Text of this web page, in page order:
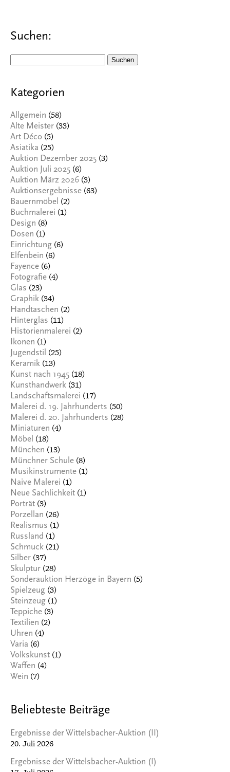
Suchen:
Kategorien
Allgemein (58)
Alte Meister (33)
Art Déco (5)
Asiatika (25)
Auktion Dezember 2025 (3)
Auktion Juli 2025 (6)
Auktion März 2026 (3)
Auktionsergebnisse (63)
Bauernmöbel (2)
Buchmalerei (1)
Design (8)
Dosen (1)
Einrichtung (6)
Elfenbein (6)
Fayence (6)
Fotografie (4)
Glas (23)
Graphik (34)
Handtaschen (2)
Hinterglas (11)
Historienmalerei (2)
Ikonen (1)
Jugendstil (25)
Keramik (13)
Kunst nach 1945 (18)
Kunsthandwerk (31)
Landschaftsmalerei (17)
Malerei d. 19. Jahrhunderts (50)
Malerei d. 20. Jahrhunderts (28)
Miniaturen (4)
Möbel (18)
München (13)
Münchner Schule (8)
Musikinstrumente (1)
Naive Malerei (1)
Neue Sachlichkeit (1)
Porträt (3)
Porzellan (26)
Realismus (1)
Russland (1)
Schmuck (21)
Silber (37)
Skulptur (28)
Sonderauktion Herzöge in Bayern (5)
Spielzeug (3)
Steinzeug (1)
Teppiche (3)
Textilien (2)
Uhren (4)
Varia (6)
Volkskunst (1)
Waffen (4)
Wein (7)
Beliebteste Beiträge
Ergebnisse der Wittelsbacher-Auktion (II)
20. Juli 2026
Ergebnisse der Wittelsbacher-Auktion (I)